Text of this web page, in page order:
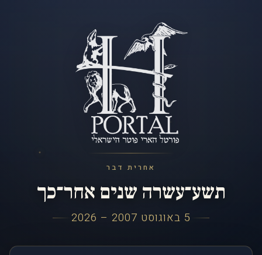
אחרית דבר
תשע־עשרה שנים אחר־כך
5 באוגוסט 2007 – 2026